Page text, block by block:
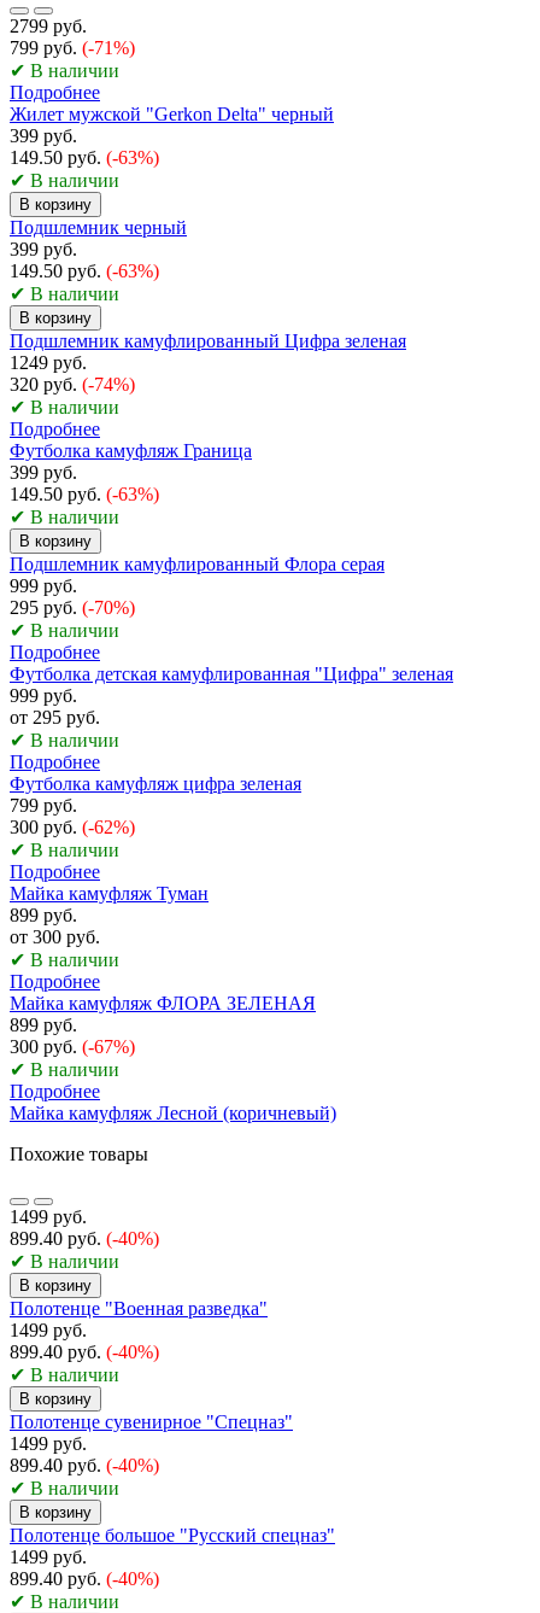
2799 руб.
799 руб. (-71%)
✔ В наличии
Подробнее
Жилет мужской "Gerkon Delta" черный
399 руб.
149.50 руб. (-63%)
✔ В наличии
В корзину
Подшлемник черный
399 руб.
149.50 руб. (-63%)
✔ В наличии
В корзину
Подшлемник камуфлированный Цифра зеленая
1249 руб.
320 руб. (-74%)
✔ В наличии
Подробнее
Футболка камуфляж Граница
399 руб.
149.50 руб. (-63%)
✔ В наличии
В корзину
Подшлемник камуфлированный Флора серая
999 руб.
295 руб. (-70%)
✔ В наличии
Подробнее
Футболка детская камуфлированная "Цифра" зеленая
999 руб.
от 295 руб.
✔ В наличии
Подробнее
Футболка камуфляж цифра зеленая
799 руб.
300 руб. (-62%)
✔ В наличии
Подробнее
Майка камуфляж Туман
899 руб.
от 300 руб.
✔ В наличии
Подробнее
Майка камуфляж ФЛОРА ЗЕЛЕНАЯ
899 руб.
300 руб. (-67%)
✔ В наличии
Подробнее
Майка камуфляж Лесной (коричневый)
Похожие товары
1499 руб.
899.40 руб. (-40%)
✔ В наличии
В корзину
Полотенце "Военная разведка"
1499 руб.
899.40 руб. (-40%)
✔ В наличии
В корзину
Полотенце сувенирное "Спецназ"
1499 руб.
899.40 руб. (-40%)
✔ В наличии
В корзину
Полотенце большое "Русский спецназ"
1499 руб.
899.40 руб. (-40%)
✔ В наличии